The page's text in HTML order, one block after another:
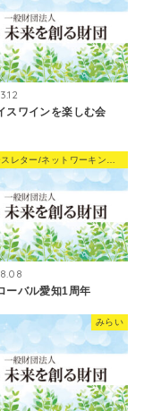
スワインを楽しむ会
ーバル愛知1周年
みらい